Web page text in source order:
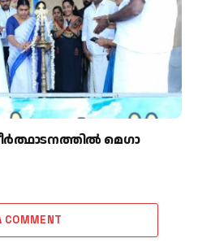
മെഗാ
COMMENT